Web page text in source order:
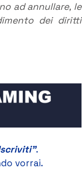
ad annullare, le
dei diritti
.
vorrai.